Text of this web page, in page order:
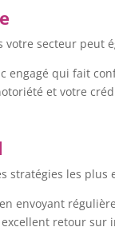
votre secteur
engagé qui fait
et votre
stratégies les
envoyant
retour